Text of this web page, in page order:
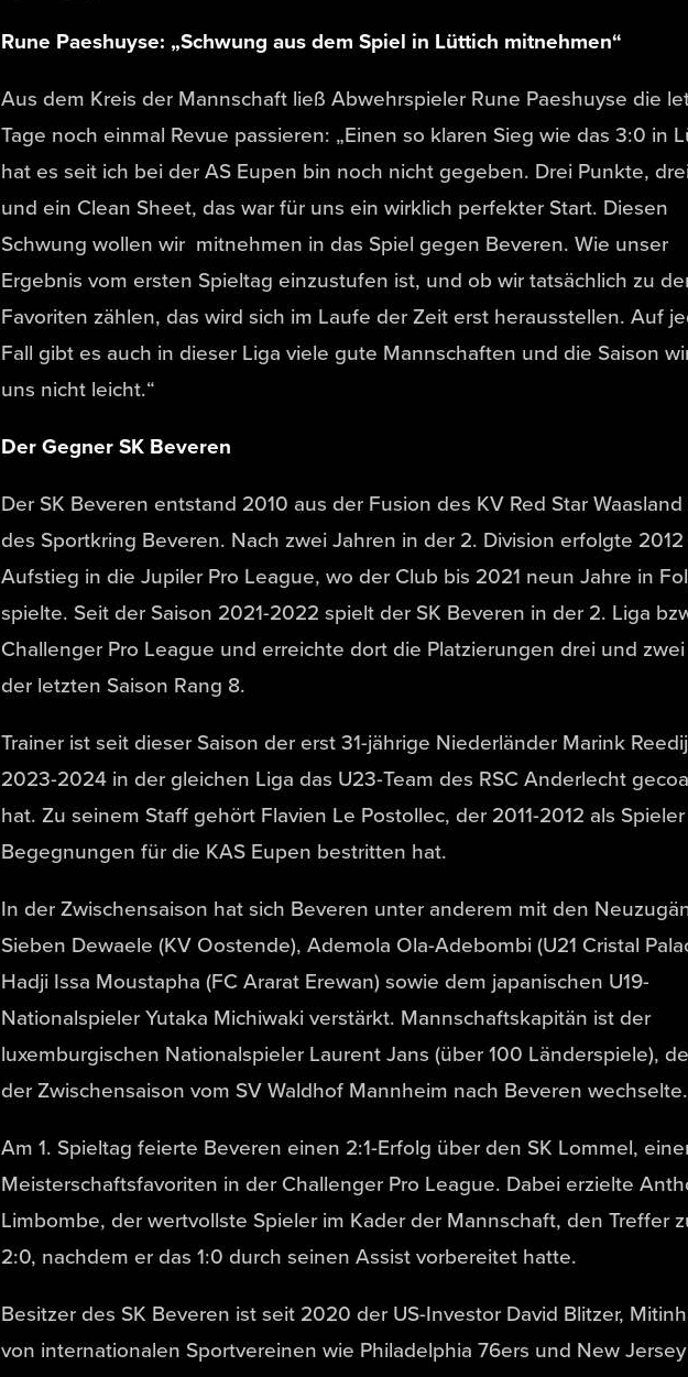
Rune Paeshuyse: „Schwung aus dem Spiel in Lüttich mitnehmen“
Aus dem Kreis der Mannschaft ließ Abwehrspieler Rune Paeshuyse die
Tage noch einmal Revue passieren: „Einen so klaren Sieg wie das 3:0 in
hat es seit ich bei der AS Eupen bin noch nicht gegeben. Drei Punkte,
und ein Clean Sheet, das war für uns ein wirklich perfekter Start. Diesen
Schwung wollen wir mitnehmen in das Spiel gegen Beveren. Wie unser
Ergebnis vom ersten Spieltag einzustufen ist, und ob wir tatsächlich zu
Favoriten zählen, das wird sich im Laufe der Zeit erst herausstellen. Auf
Fall gibt es auch in dieser Liga viele gute Mannschaften und die Saison
uns nicht leicht.“
Der Gegner SK Beveren
Der SK Beveren entstand 2010 aus der Fusion des KV Red Star
des Sportkring Beveren. Nach zwei Jahren in der 2. Division erfolgte
Aufstieg in die Jupiler Pro League, wo der Club bis 2021 neun Jahre in
spielte. Seit der Saison 2021-2022 spielt der SK Beveren in der 2. Liga
Challenger Pro League und erreichte dort die Platzierungen drei und
der letzten Saison Rang 8.
Trainer ist seit dieser Saison der erst 31-jährige Niederländer Marink
2023-2024 in der gleichen Liga das U23-Team des RSC Anderlecht
hat. Zu seinem Staff gehört Flavien Le Postollec, der 2011-2012 als
Begegnungen für die KAS Eupen bestritten hat.
In der Zwischensaison hat sich Beveren unter anderem mit den
Sieben Dewaele (KV Oostende), Ademola Ola-Adebombi (U21 Cristal
Hadji Issa Moustapha (FC Ararat Erewan) sowie dem japanischen U19-
Nationalspieler Yutaka Michiwaki verstärkt. Mannschaftskapitän ist der
luxemburgischen Nationalspieler Laurent Jans (über 100 Länderspiele),
der Zwischensaison vom SV Waldhof Mannheim nach Beveren wechselte.
Am 1. Spieltag feierte Beveren einen 2:1-Erfolg über den SK Lommel,
Meisterschaftsfavoriten in der Challenger Pro League. Dabei erzielte
Limbombe, der wertvollste Spieler im Kader der Mannschaft, den Treffer
2:0, nachdem er das 1:0 durch seinen Assist vorbereitet hatte.
Besitzer des SK Beveren ist seit 2020 der US-Investor David Blitzer,
von internationalen Sportvereinen wie Philadelphia 76ers und New